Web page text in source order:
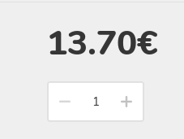
13.70€